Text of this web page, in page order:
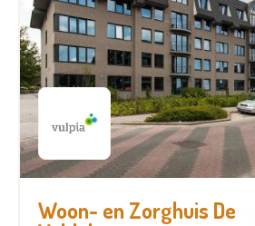
Woon- en Zorghuis De